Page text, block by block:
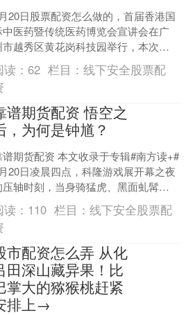
20日股票配资怎么做的，首届香港国
中医药暨传统医药博览会宣讲会在广
市越秀区黄花岗科技园举行，本次活
由香港药物及医疗器械注册登记服务
心主办，香港生产力....
读：62 栏目：线下安全股票配
谱期货配资 悟空之
，为何是钟馗？
谱期货配资 本文收录于专辑#南方读+#
20日凌晨四点，科隆游戏展开幕之夜
压轴时刻，当身骑猛虎、黑面虬髯的
馗登场，《黑神话：钟馗》的标题闪
屏幕时，中....
读： 110 栏目：线下安全股票配
市配资怎么弄 从化
田深山藏异果！比
掌大的猕猴桃赶紧
排上→